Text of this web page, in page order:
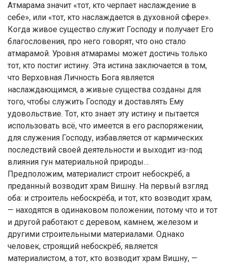
Атмарама значит «тот, кто черпает наслаждение в
себе», или «тот, кто наслаждается в духовной сфере».
Когда живое существо служит Господу и получает Его
благословения, про него говорят, что оно стало
атмарамой. Уровня атмарамы может достичь только
тот, кто постиг истину. Эта истина заключается в том,
что Верховная Личность Бога является
наслаждающимся, а живые существа созданы для
того, чтобы служить Господу и доставлять Ему
удовольствие. Тот, кто знает эту истину и пытается
использовать всё, что имеется в его распоряжении,
для служения Господу, избавляется от кармических
последствий своей деятельности и выходит из-под
влияния гун материальной природы…
Предположим, материалист строит небоскрёб, а
преданный возводит храм Вишну. На первый взгляд
оба: и строитель небоскрёба, и тот, кто возводит храм,
— находятся в одинаковом положении, потому что и тот
и другой работают с деревом, камнем, железом и
другими строительными материалами. Однако
человек, строящий небоскрёб, является
материалистом, а тот, кто возводит храм Вишну, —